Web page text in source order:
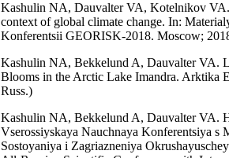
Kashulin NA, Dauvalter VA, Kotelnikov
context of global climate change. In:
Konferentsii GEORISK-2018. Moscow;
Kashulin NA, Bekkelund A, Dauvalter VA.
Blooms in the Arctic Lake Imandra. Arktika
Russ.)
Kashulin NA, Bekkelund A, Dauvalter VA.
Vserossiyskaya Nauchnaya Konferentsiya
Sostoyaniya i Zagriazneniya